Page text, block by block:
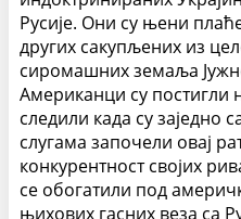
Русије. Они су њени
других сакупљених из
сиромашних земаља
Американци су постигли
следили када су заједно
слугама започели овај
конкурентност својих
се обогатили под
њихових гасних веза са